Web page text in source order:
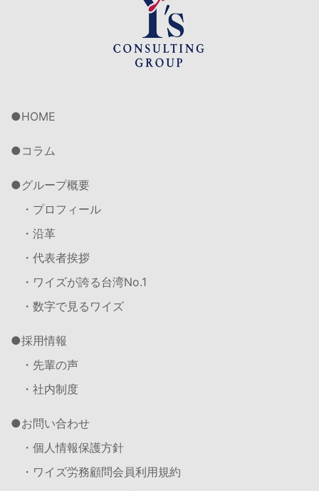
HOME
コラム
グループ概要
・プロフィール
・沿革
・代表者挨拶
・ワイズが誇る台湾No.1
・数字で見るワイズ
採用情報
・先輩の声
・社内制度
お問い合わせ
・個人情報保護方針
・ワイズ労務顧問会員利用規約